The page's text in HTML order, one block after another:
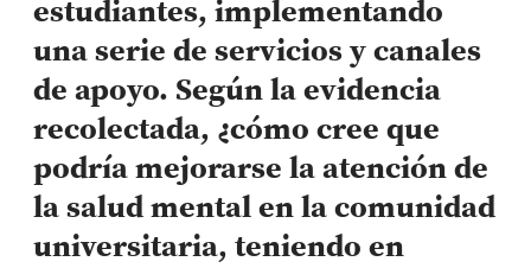
estudiantes, implementando
una serie de servicios y canales
de apoyo. Según la evidencia
recolectada, ¿cómo cree que
podría mejorarse la atención de
la salud mental en la comunidad
universitaria, teniendo en